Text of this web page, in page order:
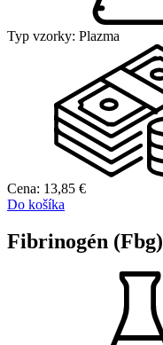
Typ vzorky: Plazma
Cena: 13,85 €
Do košíka
Fibrinogén (Fbg)